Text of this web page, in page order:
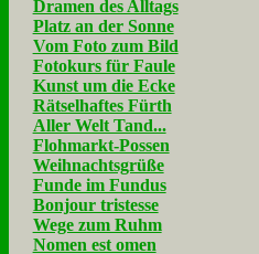
Dramen des Alltags
Platz an der Sonne
Vom Foto zum Bild
Fotokurs für Faule
Kunst um die Ecke
Rätselhaftes Fürth
Aller Welt Tand...
Flohmarkt-Possen
Weihnachtsgrüße
Funde im Fundus
Bonjour tristesse
Wege zum Ruhm
Nomen est omen